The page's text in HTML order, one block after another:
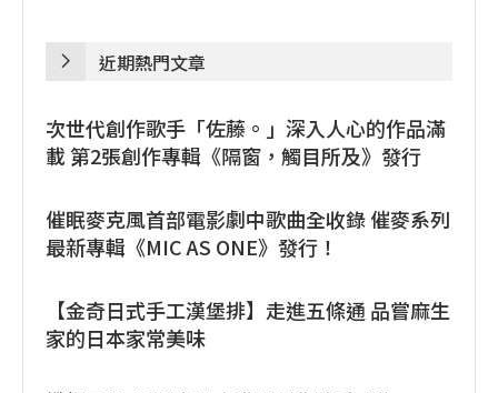
近期熱門文章
次世代創作歌手「佐藤。」深入人心的作品滿
載 第2張創作專輯《隔窗，觸目所及》發行
催眠麥克風首部電影劇中歌曲全收錄 催麥系列
最新專輯《MIC AS ONE》發行！
【金奇日式手工漢堡排】走進五條通 品嘗麻生
家的日本家常美味